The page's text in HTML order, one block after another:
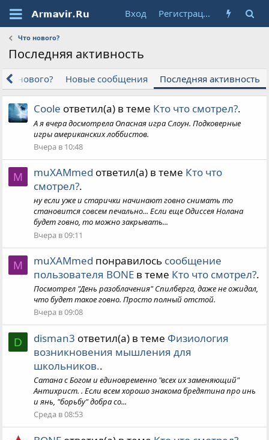
Вход Регистрация
Что нового?
Последняя активность
Что нового? Новые сообщения Последняя активность
Coole ответил(а) в теме Кто что смотрел?.
А я вчера досмотрела Опасная игра Слоун. Подковерные
игры американских лоббистов.
Вчера в 10:48
M muXAMmed ответил(а) в теме Кто что
смотрел?.
ну если уже и старички начинают говно снимать то
становится совсем печально... Если еще Одиссея Нолана
будет говно, то можно закрывать...
Вчера в 09:11
M muXAMmed понравилось сообщение
пользователя BONE в теме Кто что смотрел?.
Посмотрел "День разоблачения" Спилберга, даже не ожидал,
что будет такое говно. Просто полный отстой.
Вчера в 09:08
D disman3 ответил(а) в теме Физиология
возникновения мышления для
школьников..
Сатана с Богом и единовременно "всех их заменяющий"
Антихрист. . Если всем хорошо знакома бредятина про инь
и янь, "борьбу" добра со...
Среда в 08:53